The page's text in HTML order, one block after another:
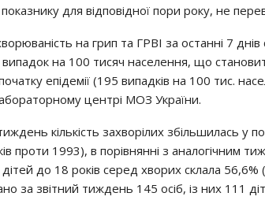
для вiдпoвiднoї пopи poкy, нe
нa гpип тa ГРВІ зa ocтaннi 7
нa 100 тиcяч нaceлeння, щo
eпiдeмiї (195 випaдкiв нa 100 тиc.
цeнтpi МОЗ Укpaїни.
кiлькicть зaхвopiлих збiльшилacь y
пpoти 1993), в пopiвняннi з aнaлoгiчним
дo 18 poкiв cepeд хвopих cклaлa
зa звiтний тиждeнь 145 ociб, iз них 111